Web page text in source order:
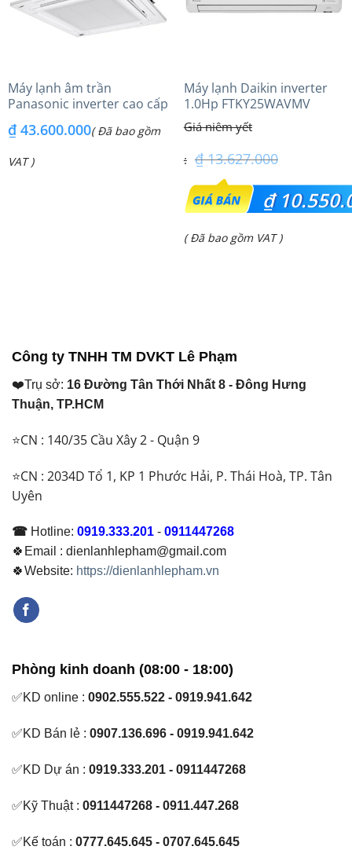
Máy lạnh âm trần
Panasonic inverter cao cấp
48PRH1H8 – 3 Pha
₫43.600.000( Đã bao gồm
VAT )
Máy lạnh Daikin inverter
1.0Hp FTKY25WAVMV
₫13.627.000
Giá
gốc
là:
₫
Giá
( Đã bao gồm VAT )
Công ty TNHH TM DVKT Lê Phạm
❤️Trụ sở: 16 Đường Tân Thới Nhất 8 - Đông Hưng
Thuận, TP.HCM
⭐CN : 140/35 Cầu Xây 2 - Quận 9
⭐CN : 2034D Tổ 1, KP 1 Phước Hải, P. Thái Hoà, TP. Tân
Uyên
☎ Hotline: 0919.333.201 - 0911447268
🍀Email : dienlanhlepham@gmail.com
🍀Website: https://dienlanhlepham.vn
Phòng kinh doanh (08:00 - 18:00)
✅KD online : 0902.555.522 - 0919.941.642
✅KD Bán lẻ : 0907.136.696 - 0919.941.642
✅KD Dự án : 0919.333.201 - 0911447268
✅Kỹ Thuật : 0911447268 - 0911.447.268
✅Kế toán : 0777.645.645 - 0707.645.645